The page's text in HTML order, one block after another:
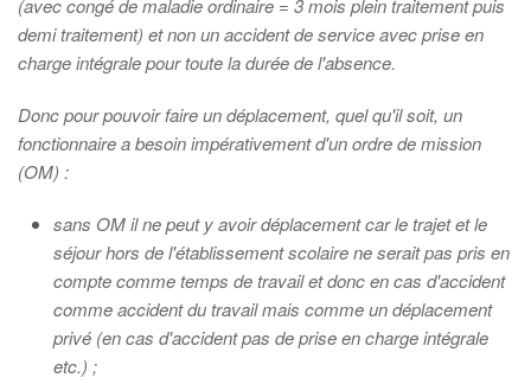
(avec congé de maladie ordinaire = 3 mois plein traitement puis
demi traitement) et non un accident de service avec prise en
charge intégrale pour toute la durée de l'absence.
Donc pour pouvoir faire un déplacement, quel qu'il soit, un
fonctionnaire a besoin impérativement d'un ordre de mission
(OM) :
sans OM il ne peut y avoir déplacement car le trajet et le
séjour hors de l'établissement scolaire ne serait pas pris en
compte comme temps de travail et donc en cas d'accident
comme accident du travail mais comme un déplacement
privé (en cas d'accident pas de prise en charge intégrale
etc.) ;